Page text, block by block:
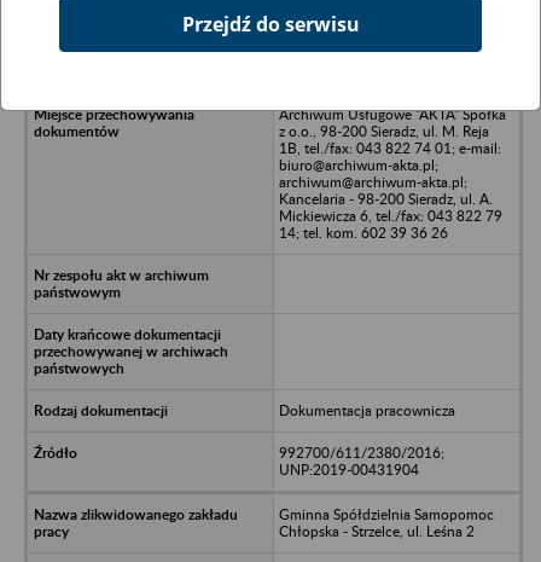
Spółdzielnia Usług Rolniczych w
Archiwum Usługowe "AKTA" Spółka
z o.o., 98-200 Sieradz, ul. M. Reja
1B, tel./fax: 043 822 74 01; e-mail:
biuro@archiwum-akta.pl;
archiwum@archiwum-akta.pl;
Kancelaria - 98-200 Sieradz, ul. A.
Mickiewicza 6, tel./fax: 043 822 79
14; tel. kom. 602 39 36 26
Dokumentacja pracownicza
992700/611/2380/2016;
UNP:2019-00431904
Gminna Spółdzielnia Samopomoc
Chłopska - Strzelce, ul. Leśna 2
Przejdź do serwisu